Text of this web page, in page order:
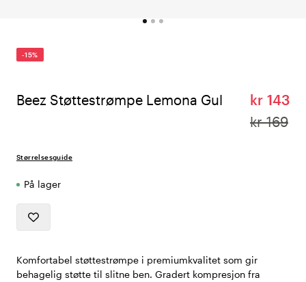
-15%
Beez Støttestrømpe Lemona Gul
kr 143
kr 169
Størrelsesguide
På lager
Komfortabel støttestrømpe i premiumkvalitet som gir
behagelig støtte til slitne ben. Gradert kompresjon fra